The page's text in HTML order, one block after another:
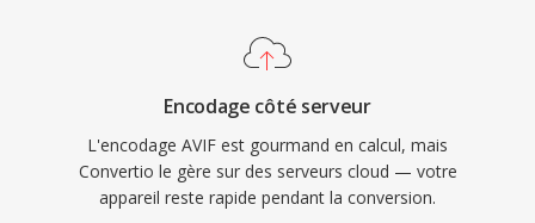
Encodage côté serveur
L'encodage AVIF est gourmand en calcul, mais
Convertio le gère sur des serveurs cloud — votre
appareil reste rapide pendant la conversion.